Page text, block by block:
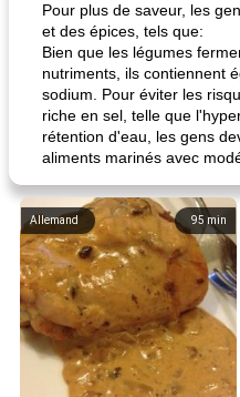
Pour plus de saveur, les
et des épices, tels que:
Bien que les légumes
nutriments, ils contiennent
sodium. Pour éviter les
riche en sel, telle que
rétention d'eau, les gens
aliments marinés avec
95 min
Allemand